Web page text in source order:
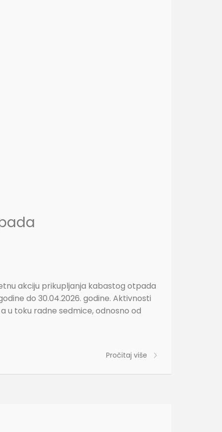
akciju prikupljanja kabastog otpada
do 30.04.2026. godine. Aktivnosti
u toku radne sedmice, odnosno od
Pročitaj više